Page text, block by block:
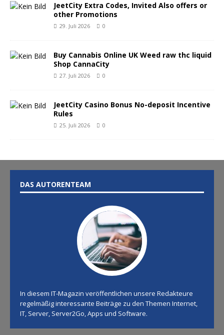
JeetCity Extra Codes, Invited Also offers or
other Promotions
29. Juli 2026 0
Buy Cannabis Online UK Weed raw thc liquid
Shop CannaCity
27. Juli 2026 0
JeetCity Casino Bonus No-deposit Incentive
Rules
25. Juli 2026 0
DAS AUTORENTEAM
In diesem IT-Magazin veröffentlichen unsere Redakteure
regelmäßig interessante Beiträge zu den Themen Internet,
IT, Server, Server2Go, Apps und Software.